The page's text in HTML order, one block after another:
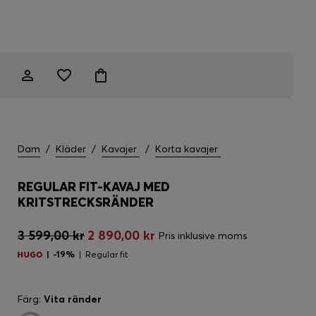
Dam / Kläder / Kavajer / Korta kavajer
REGULAR FIT-KAVAJ MED
KRITSTRECKSRÄNDER
3 599,00 kr 2 890,00 kr Pris inklusive moms
-19% Regular fit
Färg: Vita ränder